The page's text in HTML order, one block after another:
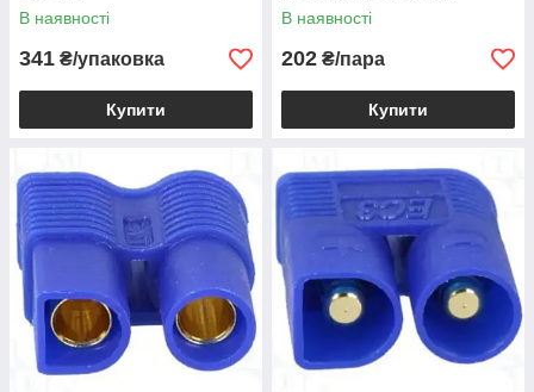
В наявності
341 ₴/упаковка
Купити
В наявності
202 ₴/пара
Купити